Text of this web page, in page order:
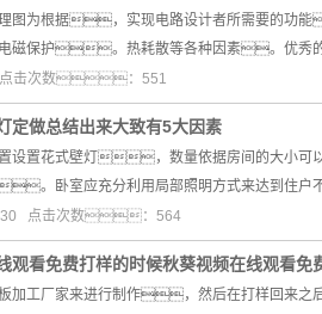
理图为根据，实现电路设计者所需要的
磁保护。热耗散等各种因素。优秀的
击次数：551
定做总结出来大致有5大因素
置设置花式壁灯，数量依据房间的大
。卧室应充分利用局部照明方式来达到住
点击次数：564
观看免费打样的时候秋葵视频在线观
板加工厂家来进行制作，然后在打样回